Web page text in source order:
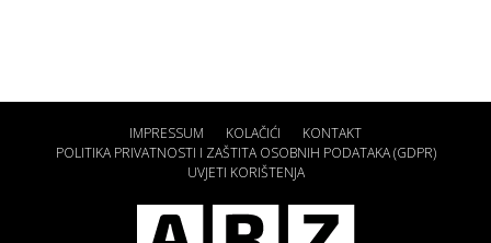
IMPRESSUM KOLAČIĆI
KONTAKT
POLITIKA PRIVATNOSTI I ZAŠTITA OSOBNIH PODATAKA (GDPR)
UVJETI KORIŠTENJA